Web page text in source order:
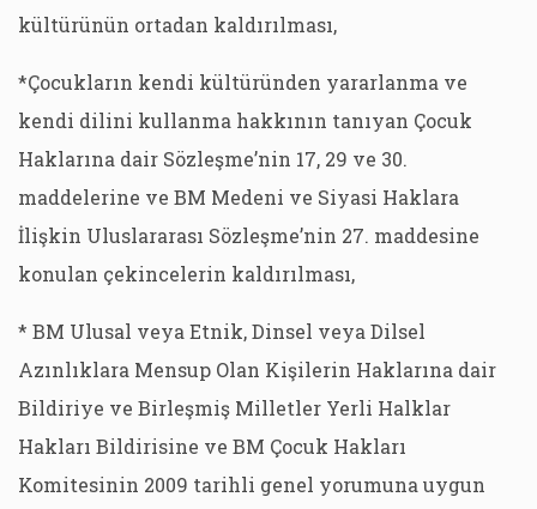
kültürünün ortadan kaldırılması,
*Çocukların kendi kültüründen yararlanma ve
kendi dilini kullanma hakkının tanıyan Çocuk
Haklarına dair Sözleşme’nin 17, 29 ve 30.
maddelerine ve BM Medeni ve Siyasi Haklara
İlişkin Uluslararası Sözleşme’nin 27. maddesine
konulan çekincelerin kaldırılması,
* BM Ulusal veya Etnik, Dinsel veya Dilsel
Azınlıklara Mensup Olan Kişilerin Haklarına dair
Bildiriye ve Birleşmiş Milletler Yerli Halklar
Hakları Bildirisine ve BM Çocuk Hakları
Komitesinin 2009 tarihli genel yorumuna uygun